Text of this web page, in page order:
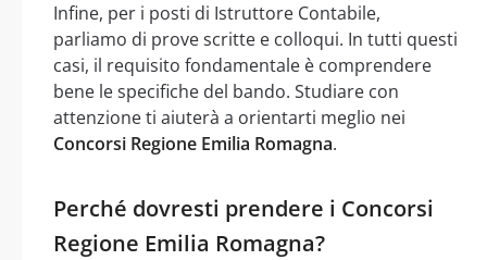
Infine, per i posti di Istruttore Contabile,
parliamo di prove scritte e colloqui. In tutti questi
casi, il requisito fondamentale è comprendere
bene le specifiche del bando. Studiare con
attenzione ti aiuterà a orientarti meglio nei
Concorsi Regione Emilia Romagna.
Perché dovresti prendere i Concorsi
Regione Emilia Romagna?